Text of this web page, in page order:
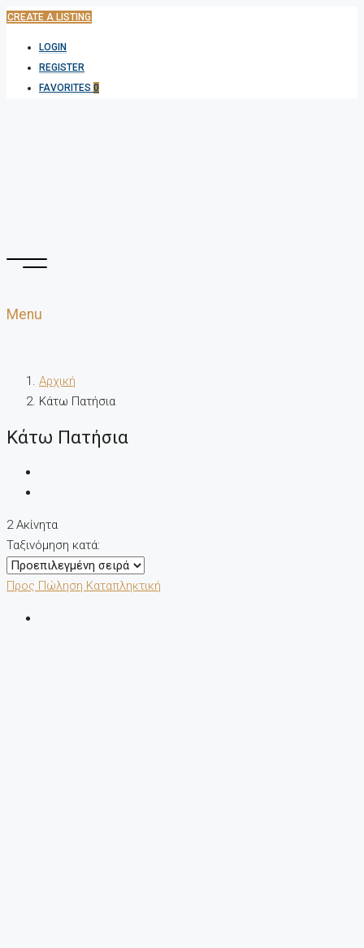
CREATE A LISTING
LOGIN
REGISTER
FAVORITES 0
Menu
Αρχική
Κάτω Πατήσια
Κάτω Πατήσια
2 Ακίνητα
Ταξινόμηση κατά:
Προς Πώληση Καταπληκτική